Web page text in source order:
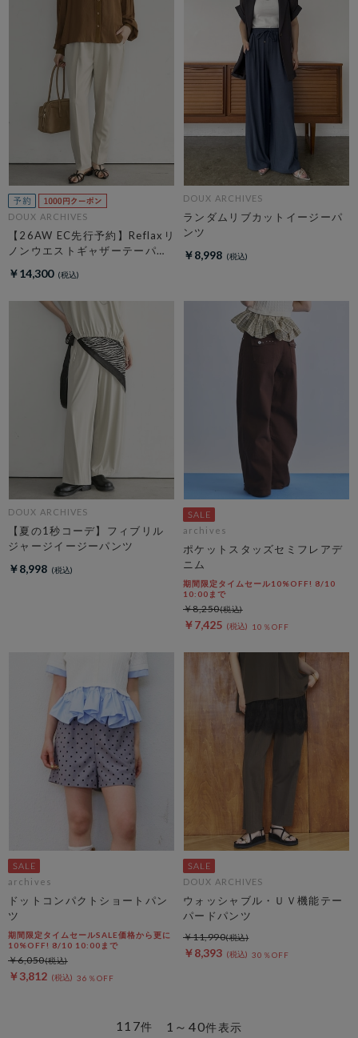
DOUX ARCHIVES
【26AW EC先行予約】Reflaxリ
ノンウエストギャザーテーパー
￥14,300
DOUX ARCHIVES
ランダムリブカットイージーパ
ンツ
￥8,998
DOUX ARCHIVES
【夏の1秒コーデ】フィブリル
ジャージイージーパンツ
￥8,998
archives
ポケットスタッズセミフレアデ
ニム
期間限定タイムセール10%OFF! 8/10
10:00まで
￥7,425 10％OFF
￥8,250
archives
ドットコンパクトショートパン
ツ
期間限定タイムセールSALE価格から更に
10%OFF! 8/10 10:00まで
￥3,812 36％OFF
￥6,050
DOUX ARCHIVES
ウォッシャブル・ＵＶ機能テー
パードパンツ
￥8,393 30％OFF
￥11,990
1～40件表示
117件